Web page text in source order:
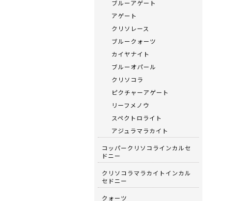
ブルーアゲート
アゲート
クリソレース
ブルークォーツ
カイヤナイト
ブルーオパール
クリソコラ
ピクチャーアゲート
リーフメノウ
スペクトロライト
アジュラマラカイト
コッパークリソコラインカルセ
ドニー
クリソコラマラカイトインカル
セドニー
クォーツ